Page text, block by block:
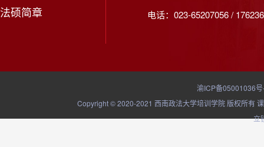
法硕简章
电话：023-65207056 /
渝ICP备05001036
Copyright © 2020-2021 西南政法大学培训学院 版权所有
立